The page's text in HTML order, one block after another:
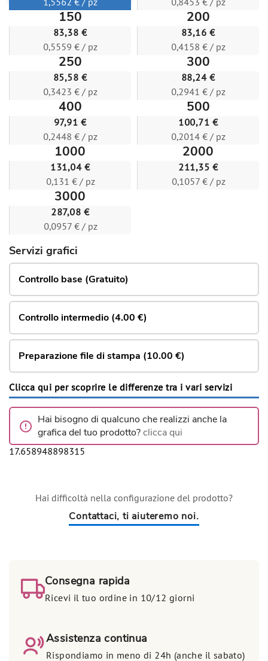
1,5562 € / pz 0,8453 € / pz
150
83,38 €
0,5559 € / pz
200
83,16 €
0,4158 € / pz
250
85,58 €
0,3423 € / pz
300
88,24 €
0,2941 € / pz
400
97,91 €
0,2448 € / pz
500
100,71 €
0,2014 € / pz
1000
131,04 €
0,131 € / pz
2000
211,35 €
0,1057 € / pz
3000
287,08 €
0,0957 € / pz
Servizi grafici
Controllo base (Gratuito)
Controllo intermedio (4.00 €)
Preparazione file di stampa (10.00 €)
Clicca qui per scoprire le differenze tra i vari servizi
Hai bisogno di qualcuno che realizzi anche la
grafica del tuo prodotto?clicca qui
17.658948898315
Hai difficoltà nella configurazione del prodotto?
Contattaci, ti aiuteremo noi.
Consegna rapida
Ricevi il tuo ordine in 10/12 giorni
Assistenza continua
Rispondiamo in meno di 24h (anche il sabato)